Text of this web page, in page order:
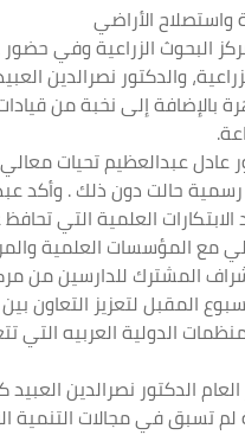
واستصلاح الأراضي
البحوث الزراعية وفي حضور
والدكتور نصرالدين
بالإضافة إلى نخبة من
عادل عبدالعظيم تحيات
رسمية حالت دون ذلك . وأكد
العلمية التي
مع المؤسسات العلمية
المشترك للدارسين من
المقبل لتعزيز التعاون
الدولية العربيه التي
الدكتور نصرالدين
في مجالات التنمية